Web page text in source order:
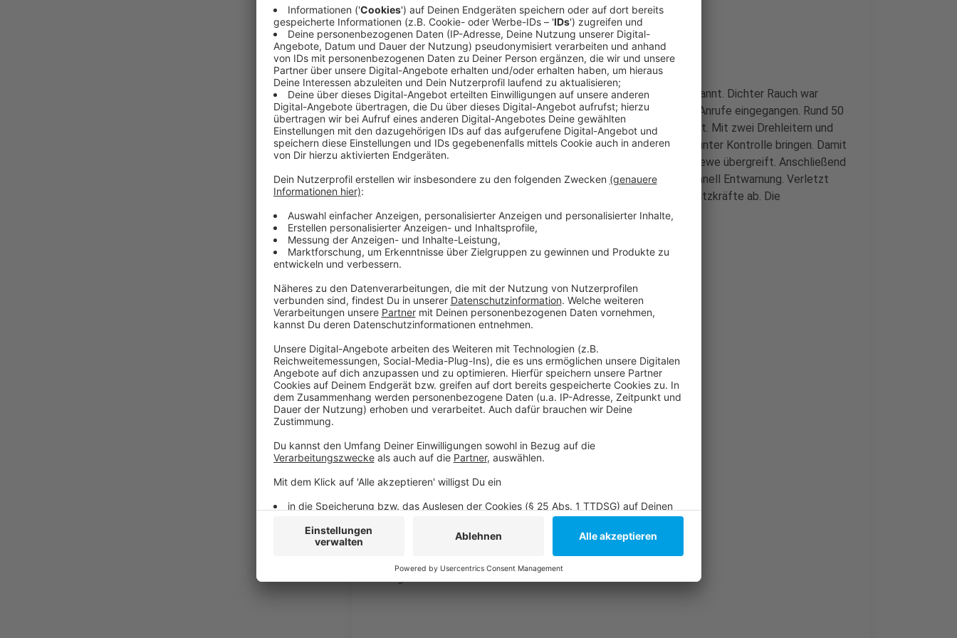
50 Einsatzkräfte bringen Brand schnell unter Kontrolle
Anzeige
In Flingern hat am Dienstagnachmittag eineAuto-Werkstatt
gebrannt. Dichter Rauch war
weithin zu sehen - bei der Feuerwehr sind ab halb fünf zahlreiche Anrufe eingegangen. Rund 50
Einsatzkräfte von Berufs- und Freiwilliger Feuerwehr waren vor Ort. Mit zwei Drehleitern und
mehreren Löschtrupps konnten sie das Feuer in rund 40 Minuten unter Kontrolle bringen. Damit
hat sie auch verhindert, dass das Feuer auf einen angrenzenden Rewe übergreift. Anschließend
suchten die Kräfte das Dach nach Glutnestern ab - und gaben schnell Entwarnung. Verletzt
wurde niemand. Nach rund zwei Stunden rückten die letzten Einsatzkräfte ab. Die
Kriminalpolizei ermittelt jetzt zur Brandursache.
Anzeige
Weitere Infos und Links zum Thema:
Anzeige
Das meldet die Feuerwehr
Weitere Blaulichtmeldungen aus Düsseldorf
Folge uns für mehr News & Updates: